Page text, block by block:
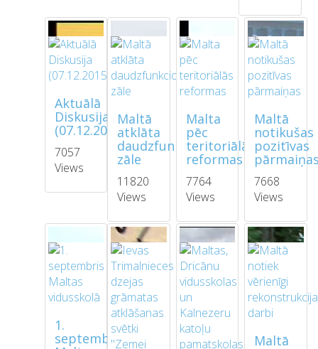
Aktuālā
Diskusija
(07.12.2015)
7057
Views
Maltā
atklāta
daudzfunkcionālā
zāle
11820
Views
Malta
pēc
teritoriālās
reformas
7764
Views
Maltā
notikušas
pozitīvas
7668
Views
1.
septembris Maltā